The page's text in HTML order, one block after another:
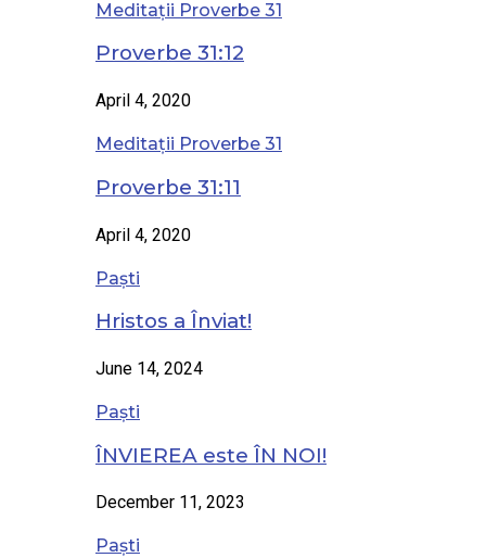
Meditații Proverbe 31
Proverbe 31:12
April 4, 2020
Meditații Proverbe 31
Proverbe 31:11
April 4, 2020
Paști
Hristos a Înviat!
June 14, 2024
Paști
ÎNVIEREA este ÎN NOI!
December 11, 2023
Paști